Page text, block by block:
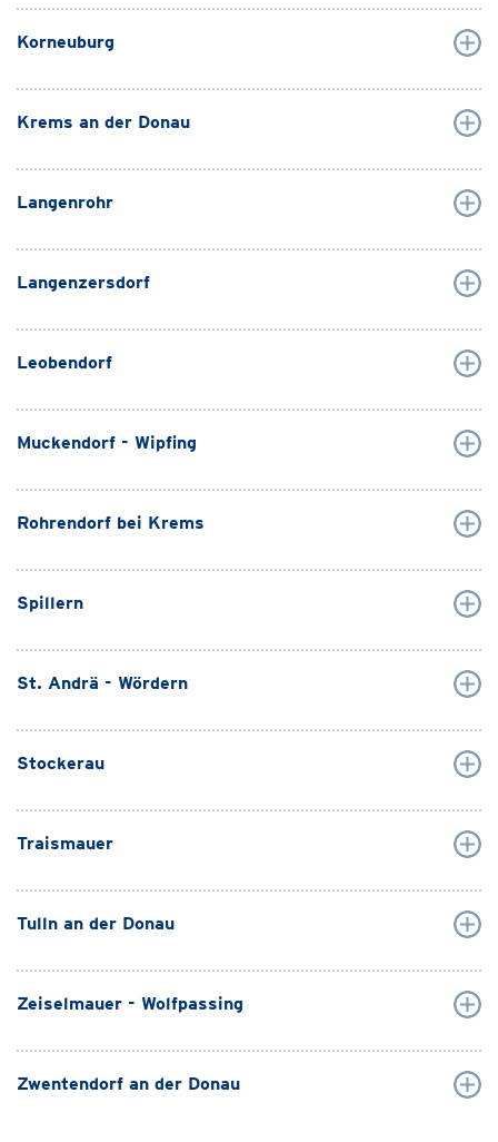
Korneuburg
Krems an der Donau
Langenrohr
Langenzersdorf
Leobendorf
Muckendorf - Wipfing
Rohrendorf bei Krems
Spillern
St. Andrä - Wördern
Stockerau
Traismauer
Tulln an der Donau
Zeiselmauer - Wolfpassing
Zwentendorf an der Donau